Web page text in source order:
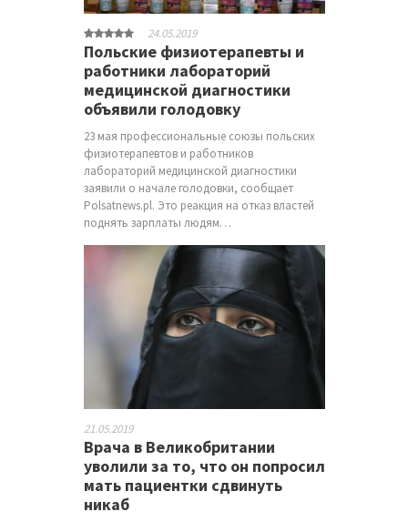
24.05.2019
Польские физиотерапевты и
работники лабораторий
медицинской диагностики
объявили голодовку
23 мая профессиональные союзы польских
физиотерапевтов и работников
лабораторий медицинской диагностики
заявили о начале голодовки, сообщает
Polsatnews.pl. Это реакция на отказ властей
поднять зарплаты людям…
21.05.2019
Врача в Великобритании
уволили за то, что он попросил
мать пациентки сдвинуть
никаб